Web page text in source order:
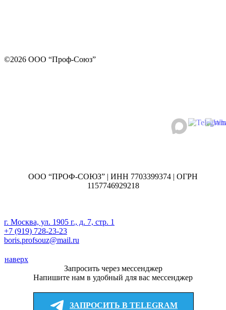
©2026 ООО “Проф-Союз”
ООО “ПРОФ-СОЮЗ” | ИНН 7703399374 | ОГРН
1157746929218
г. Москва, ул. 1905 г., д. 7, стр. 1
+7 (919) 728-23-23
boris.profsouz@mail.ru
наверх
Запросить через мессенджер
Напишите нам в удобный для вас мессенджер
ЗАПРОСИТЬ В TELEGRAM